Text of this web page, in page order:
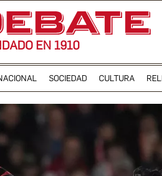
EN 1910
SOCIEDAD CULTURA